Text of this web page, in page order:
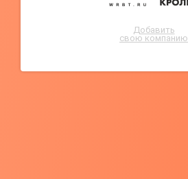
Добавить
свою компанию